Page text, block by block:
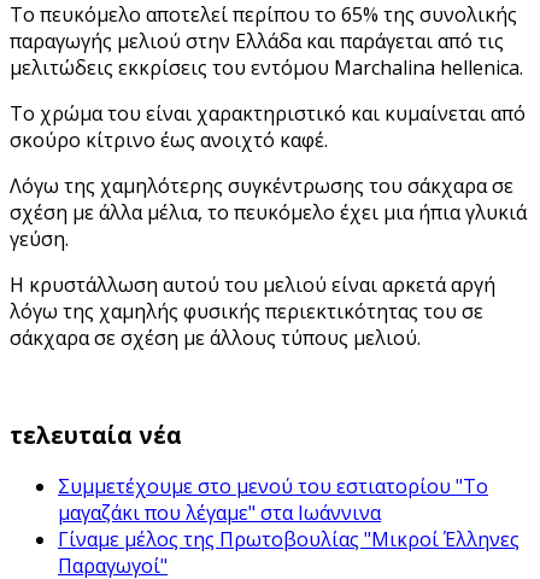
Το πευκόμελο αποτελεί περίπου το 65% της συνολικής
παραγωγής μελιού στην Ελλάδα και παράγεται από τις
μελιτώδεις εκκρίσεις του εντόμου Marchalina hellenica.
Το χρώμα του είναι χαρακτηριστικό και κυμαίνεται από
σκούρο κίτρινο έως ανοιχτό καφέ.
Λόγω της χαμηλότερης συγκέντρωσης του σάκχαρα σε
σχέση με άλλα μέλια, το πευκόμελο έχει μια ήπια γλυκιά
γεύση.
Η κρυστάλλωση αυτού του μελιού είναι αρκετά αργή
λόγω της χαμηλής φυσικής περιεκτικότητας του σε
σάκχαρα σε σχέση με άλλους τύπους μελιού.
τελευταία νέα
Συμμετέχουμε στο μενού του εστιατορίου "Το
μαγαζάκι που λέγαμε" στα Ιωάννινα
Γίναμε μέλος της Πρωτοβουλίας "Μικροί Έλληνες
Παραγωγοί"